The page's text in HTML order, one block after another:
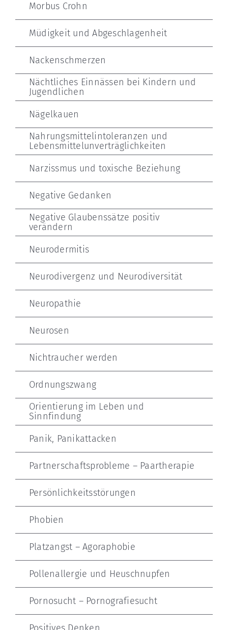
Morbus Crohn
Müdigkeit und Abgeschlagenheit
Nackenschmerzen
Nächtliches Einnässen bei Kindern und
Jugendlichen
Nägelkauen
Nahrungsmittelintoleranzen und
Lebensmittelunverträglichkeiten
Narzissmus und toxische Beziehung
Negative Gedanken
Negative Glaubenssätze positiv
verändern
Neurodermitis
Neurodivergenz und Neurodiversität
Neuropathie
Neurosen
Nichtraucher werden
Ordnungszwang
Orientierung im Leben und
Sinnfindung
Panik, Panikattacken
Partnerschaftsprobleme – Paartherapie
Persönlichkeitsstörungen
Phobien
Platzangst – Agoraphobie
Pollenallergie und Heuschnupfen
Pornosucht – Pornografiesucht